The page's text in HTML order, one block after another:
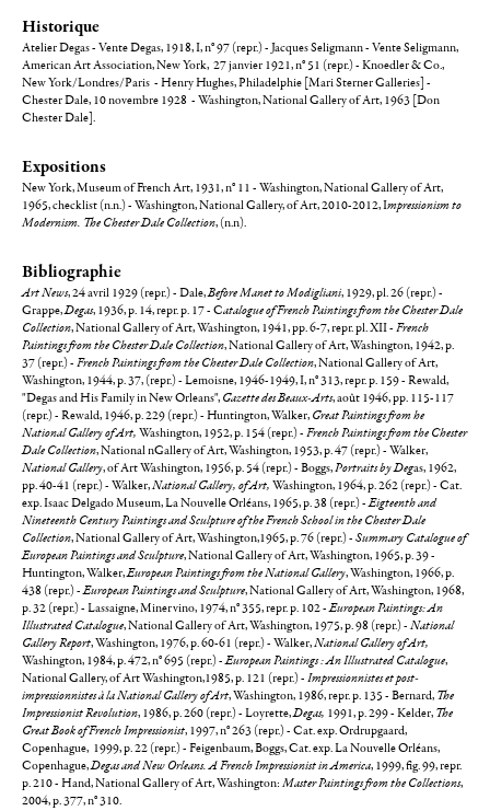
Historique
Atelier Degas - Vente Degas, 1918, I, n° 97 (repr.) - Jacques Seligmann - Vente Seligmann,
American Art Association, New York, 27 janvier 1921, n° 51 (repr.) - Knoedler & Co.,
New York/Londres/Paris - Henry Hughes, Philadelphie [Mari Sterner Galleries] -
Chester Dale, 10 novembre 1928 - Washington, National Gallery of Art, 1963 [Don
Chester Dale].
Expositions
New York, Museum of French Art, 1931, n° 11 - Washington, National Gallery of Art,
1965, checklist (n.n.) - Washington, National Gallery, of Art, 2010-2012, Impressionism to
Modernism. The Chester Dale Collection, (n.n).
Bibliographie
Art News, 24 avril 1929 (repr.) - Dale,Before Manet to Modigliani, 1929, pl. 26 (repr.) -
Grappe,Degas, 1936, p. 14, repr. p. 17 - Catalogue of French Paintings from the Chester Dale
Collection, National Gallery of Art, Washington, 1941, pp. 6-7, repr. pl. XII - French
Paintings from the Chester Dale Collection, National Gallery of Art, Washington, 1942, p.
37 (repr.) - French Paintings from the Chester Dale Collection, National Gallery of Art,
Washington, 1944, p. 37, (repr.) - Lemoisne, 1946-1949, I, n° 313, repr. p. 159 - Rewald,
"Degas and His Family in New Orleans", Gazette des Beaux-Arts, août 1946, pp. 115-117
(repr.) - Rewald, 1946, p. 229 (repr.) - Huntington, Walker, Great Paintings from he
National Gallery of Art, Washington, 1952, p. 154 (repr.) - French Paintings from the Chester
Dale Collection, National nGallery of Art, Washington, 1953, p. 47 (repr.) - Walker,
National Gallery, of Art Washington, 1956, p. 54 (repr.) - Boggs,Portraits by Degas, 1962,
pp. 40-41 (repr.) - Walker,National Gallery, of Art, Washington, 1964, p. 262 (repr.) - Cat.
exp. Isaac Delgado Museum, La Nouvelle Orléans, 1965, p. 38 (repr.) -Eigteenth and
Nineteenth Century Paintings and Sculpture of the French School in the Chester Dale
Collection, National Gallery of Art, Washington,1965, p. 76 (repr.) - Summary Catalogue of
European Paintings and Sculpture, National Gallery of Art, Washington, 1965, p. 39 -
Huntington, Walker,European Paintings from the National Gallery, Washington, 1966, p.
438 (repr.) -European Paintings and Sculpture, National Gallery of Art, Washington, 1968,
p. 32 (repr.) - Lassaigne, Minervino, 1974, n° 355, repr. p. 102 -European Paintings: An
Illustrated Catalogue, National Gallery of Art, Washington, 1975, p. 98 (repr.) - National
Gallery Report, Washington, 1976, p. 60-61 (repr.) - Walker,National Gallery of Art,
Washington, 1984, p. 472, n° 695 (repr.) -European Paintings : An Illustrated Catalogue,
National Gallery, of Art Washington,1985, p. 121 (repr.) - Impressionnistes et post-
impressionnistes à la National Gallery of Art, Washington, 1986, repr. p. 135 - Bernard, The
Impressionist Revolution, 1986, p. 260 (repr.) - Loyrette,Degas, 1991, p. 299 - Kelder, The
Great Book of French Impressionist, 1997, n° 263 (repr.) - Cat. exp. Ordrupgaard,
Copenhague, 1999, p. 22 (repr.) - Feigenbaum, Boggs, Cat. exp. La Nouvelle Orléans,
Copenhague,Degas and New Orleans. A French Impressionist in America, 1999, fig. 99, repr.
p. 210 - Hand, National Gallery of Art, Washington: Master Paintings from the Collections,
2004, p. 377, n° 310.